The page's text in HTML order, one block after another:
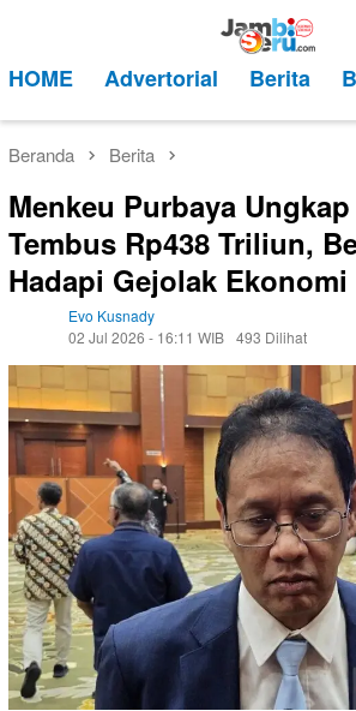
kontenMobile
HOME Advertorial Berita
Beranda Berita
Menkeu Purbaya
Tembus Rp438 Triliun,
Hadapi Gejolak
Evo Kusnady
02 Jul 2026 - 16:11 WIB 493 Dilihat